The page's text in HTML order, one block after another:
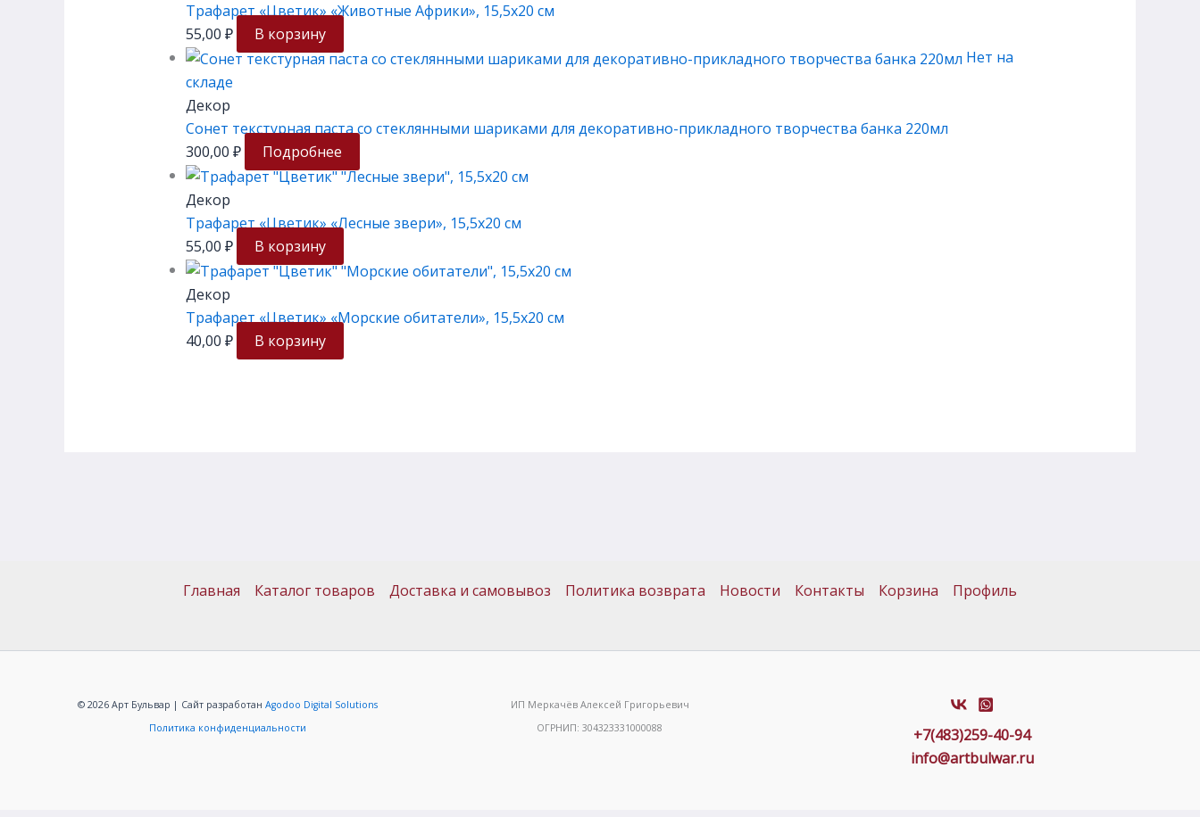
Трафарет «Цветик» «Животные Африки», 15,5х20 см
55,00 ₽
В корзину
Нет на
складе
Декор
Сонет текстурная паста со стеклянными шариками для декоративно-прикладного творчества банка 220мл
300,00 ₽ Подробнее
Декор
Трафарет «Цветик» «Лесные звери», 15,5х20 см
55,00 ₽ В корзину
Декор
Трафарет «Цветик» «Морские обитатели», 15,5х20 см
40,00 ₽ В корзину
Главная Каталог товаров Доставка и самовывоз Политика возврата Новости Контакты Корзина Профиль
© 2026 Арт Бульвар | Сайт разработанAgodoo Digital Solutions
Политика конфиденциальности
ИП Меркачёв Алексей Григорьевич
ОГРНИП: 304323331000088
+7(483)259-40-94
info@artbulwar.ru